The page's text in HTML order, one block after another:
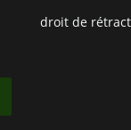
droit de